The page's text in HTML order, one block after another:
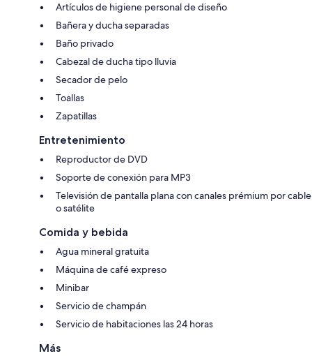
Artículos de higiene personal de diseño
Bañera y ducha separadas
Baño privado
Cabezal de ducha tipo lluvia
Secador de pelo
Toallas
Zapatillas
Entretenimiento
Reproductor de DVD
Soporte de conexión para MP3
Televisión de pantalla plana con canales prémium por cable
o satélite
Comida y bebida
Agua mineral gratuita
Máquina de café expreso
Minibar
Servicio de champán
Servicio de habitaciones las 24 horas
Más